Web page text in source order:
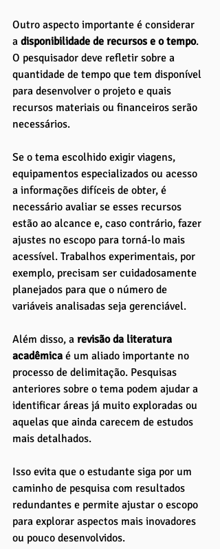
Outro aspecto importante é considerar
a disponibilidade de recursos e o tempo.
O pesquisador deve refletir sobre a
quantidade de tempo que tem disponível
para desenvolver o projeto e quais
recursos materiais ou financeiros serão
necessários.
Se o tema escolhido exigir viagens,
equipamentos especializados ou acesso
a informações difíceis de obter, é
necessário avaliar se esses recursos
estão ao alcance e, caso contrário, fazer
ajustes no escopo para torná-lo mais
acessível. Trabalhos experimentais, por
exemplo, precisam ser cuidadosamente
planejados para que o número de
variáveis analisadas seja gerenciável.
Além disso, a revisão da literatura
acadêmica é um aliado importante no
processo de delimitação. Pesquisas
anteriores sobre o tema podem ajudar a
identificar áreas já muito exploradas ou
aquelas que ainda carecem de estudos
mais detalhados.
Isso evita que o estudante siga por um
caminho de pesquisa com resultados
redundantes e permite ajustar o escopo
para explorar aspectos mais inovadores
ou pouco desenvolvidos.